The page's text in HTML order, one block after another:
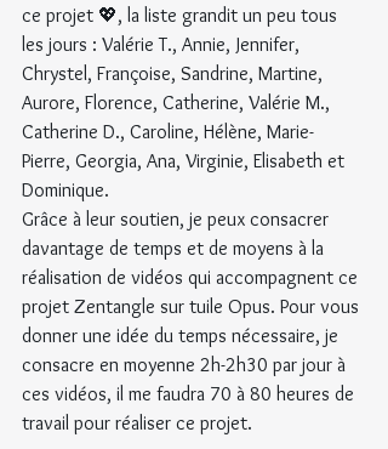
ce projet 💖, la liste grandit un peu tous
les jours : Valérie T., Annie, Jennifer,
Chrystel, Françoise, Sandrine, Martine,
Aurore, Florence, Catherine, Valérie M.,
Catherine D., Caroline, Hélène, Marie-
Pierre, Georgia, Ana, Virginie, Elisabeth et
Dominique.
Grâce à leur soutien, je peux consacrer
davantage de temps et de moyens à la
réalisation de vidéos qui accompagnent ce
projet Zentangle sur tuile Opus. Pour vous
donner une idée du temps nécessaire, je
consacre en moyenne 2h-2h30 par jour à
ces vidéos, il me faudra 70 à 80 heures de
travail pour réaliser ce projet.